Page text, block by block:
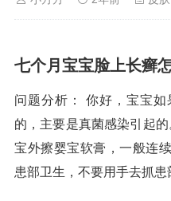
七个月宝宝脸上长癣
问题分析： 你好，宝宝
的，主要是真菌感染引起
宝外擦婴宝软膏，一般连
患部卫生，不要用手去抓患